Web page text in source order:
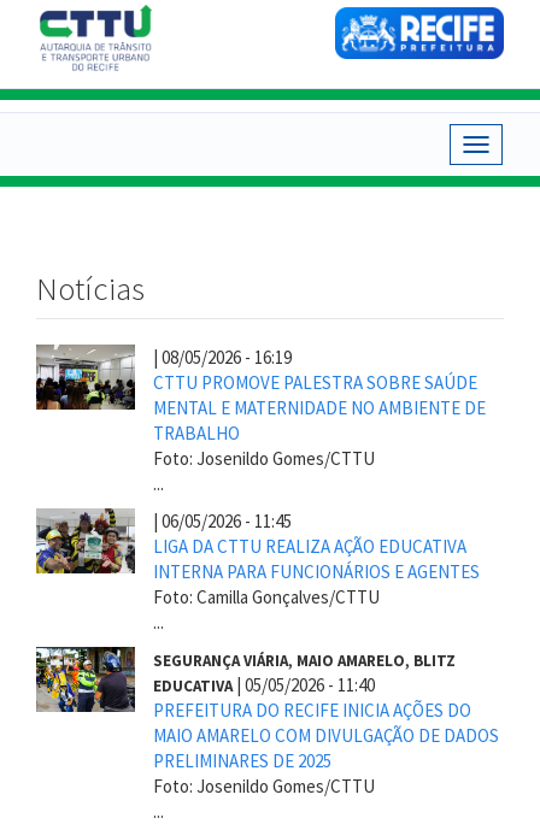
conteúdo
principal
Toggle
Notícias
| 08/05/2026 - 16:19
CTTU PROMOVE PALESTRA SOBRE SAÚDE
MENTAL E MATERNIDADE NO AMBIENTE DE
TRABALHO
Foto: Josenildo Gomes/CTTU
...
| 06/05/2026 - 11:45
LIGA DA CTTU REALIZA AÇÃO EDUCATIVA
INTERNA PARA FUNCIONÁRIOS E AGENTES
Foto: Camilla Gonçalves/CTTU
...
SEGURANÇA VIÁRIA, MAIO AMARELO, BLITZ
EDUCATIVA | 05/05/2026 - 11:40
PREFEITURA DO RECIFE INICIA AÇÕES DO
MAIO AMARELO COM DIVULGAÇÃO DE DADOS
PRELIMINARES DE 2025
Foto: Josenildo Gomes/CTTU
...